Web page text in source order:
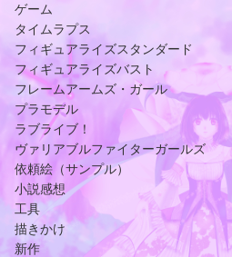
ゲーム
タイムラプス
フィギュアライズスタンダード
フィギュアライズバスト
フレームアームズ・ガール
プラモデル
ラブライブ！
ヴァリアブルファイターガールズ
依頼絵（サンプル）
小説感想
工具
描きかけ
新作